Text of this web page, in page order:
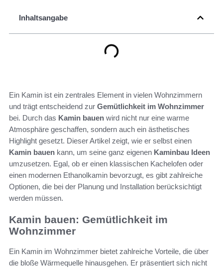
Inhaltsangabe
Ein Kamin ist ein zentrales Element in vielen Wohnzimmern
und trägt entscheidend zur Gemütlichkeit im Wohnzimmer
bei. Durch das Kamin bauen wird nicht nur eine warme
Atmosphäre geschaffen, sondern auch ein ästhetisches
Highlight gesetzt. Dieser Artikel zeigt, wie er selbst einen
Kamin bauen kann, um seine ganz eigenen Kaminbau Ideen
umzusetzen. Egal, ob er einen klassischen Kachelofen oder
einen modernen Ethanolkamin bevorzugt, es gibt zahlreiche
Optionen, die bei der Planung und Installation berücksichtigt
werden müssen.
Kamin bauen: Gemütlichkeit im
Wohnzimmer
Ein Kamin im Wohnzimmer bietet zahlreiche Vorteile, die über
die bloße Wärmequelle hinausgehen. Er präsentiert sich nicht